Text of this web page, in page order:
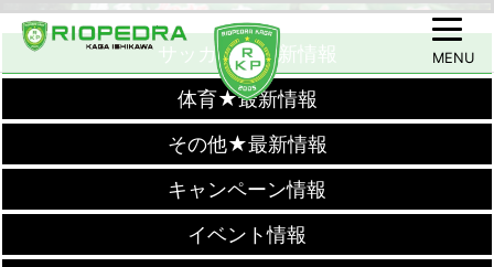
MENU
サッカー★最新情報
体育★最新情報
その他★最新情報
キャンペーン情報
イベント情報